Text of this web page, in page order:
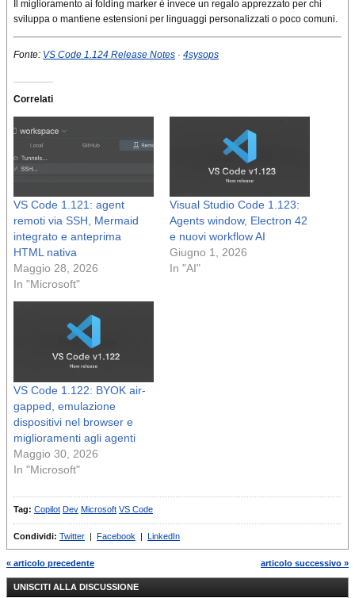
Il miglioramento ai folding marker è invece un regalo apprezzato per chi
sviluppa o mantiene estensioni per linguaggi personalizzati o poco comuni.
Fonte: VS Code 1.124 Release Notes · 4sysops
Correlati
VS Code 1.121: agent
remoti via SSH, Mermaid
integrato e anteprima
HTML nativa
Maggio 28, 2026
In "Microsoft"
Visual Studio Code 1.123:
Agents window, Electron 42
e nuovi workflow AI
Giugno 1, 2026
In "AI"
VS Code 1.122: BYOK air-
gapped, emulazione
dispositivi nel browser e
miglioramenti agli agenti
Maggio 30, 2026
In "Microsoft"
Tag: Copilot Dev Microsoft VS Code
Condividi: Twitter | Facebook | LinkedIn
« articolo precedente articolo successivo »
UNISCITI ALLA DISCUSSIONE